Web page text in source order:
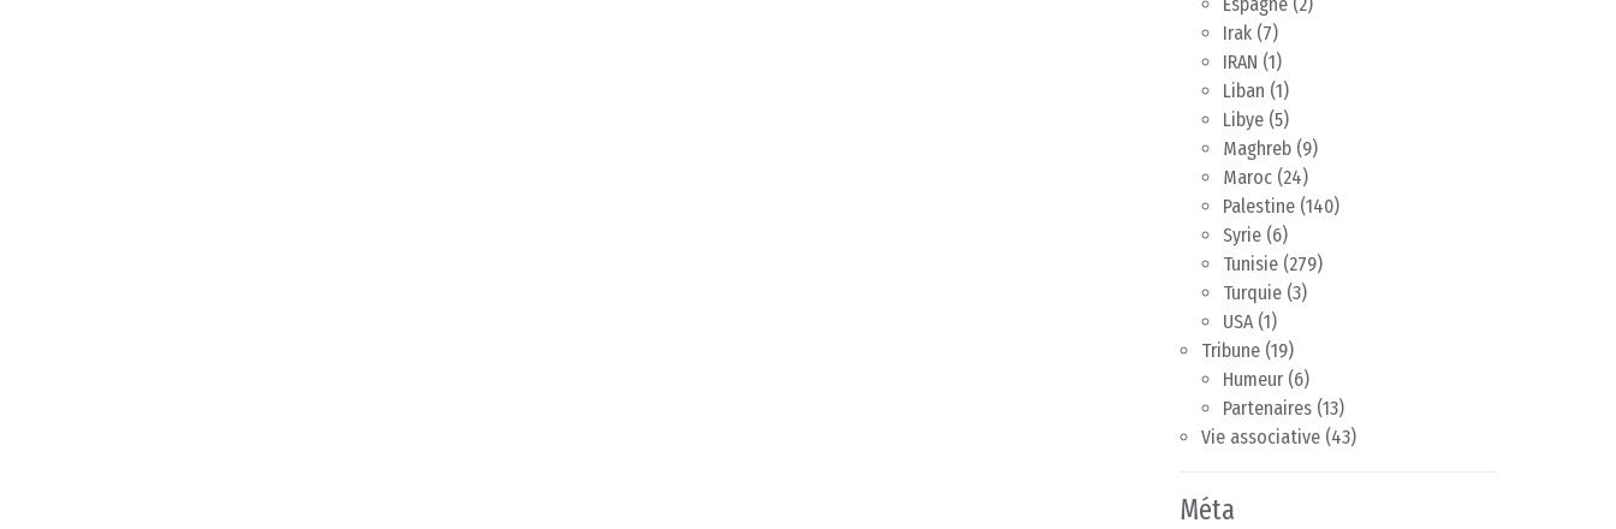
Espagne (2)
Irak (7)
IRAN (1)
Liban (1)
Libye (5)
Maghreb (9)
Maroc (24)
Palestine (140)
Syrie (6)
Tunisie (279)
Turquie (3)
USA(1)
Tribune (19)
Humeur (6)
Partenaires (13)
Vie associative (43)
Méta